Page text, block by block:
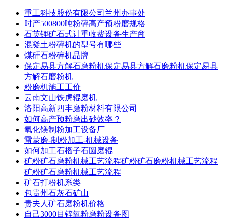
重工科技股份有限公司兰州办事处
时产500800吨粉碎高产预粉磨规格
石英锂矿石式计重收费设备生产商
混凝土粉碎机的型号有哪些
煤矸石粉碎机品牌
保定易县方解石磨粉机保定易县方解石磨粉机保定易县
方解石磨粉机
粉磨机施工工价
云南文山铁虎辊磨机
洛阳高新四丰磨粉材料有限公司
如何高产预粉磨出砂效率？
氧化镁制粉加工设备厂
雷蒙磨-制粉加工-机械设备
如何加工石榴子石圆磨辊
矿粉矿石磨粉机械工艺流程矿粉矿石磨粉机械工艺流程
矿粉矿石磨粉机械工艺流程
矿石打粉机系类
包贵州石灰石矿山
贵夫人矿石磨粉机价格
自己3000目锌氧粉磨粉设备图